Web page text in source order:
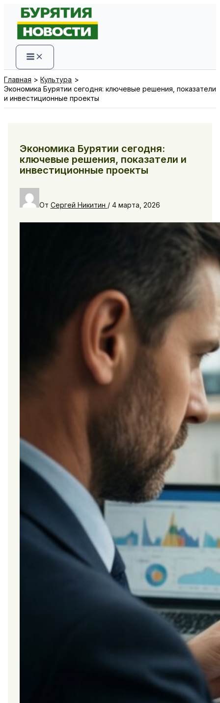
Перейти
содержимому
Главная
Культура
Экономика Бурятии сегодня: ключевые решения, показатели
и инвестиционные проекты
Экономика Бурятии сегодня:
ключевые решения, показатели и
инвестиционные проекты
От Сергей Никитин / 4 марта, 2026